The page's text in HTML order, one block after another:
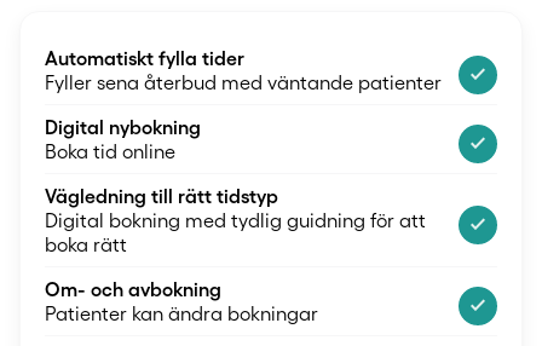
Automatiskt fylla tider
Fyller sena återbud med väntande patienter
check_small
Digital nybokning
Boka tid online
check_small
Vägledning till rätt tidstyp
Digital bokning med tydlig guidning för att
boka rätt
check_small
Om- och avbokning
Patienter kan ändra bokningar
check_small